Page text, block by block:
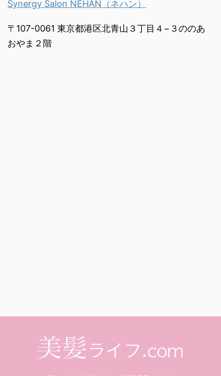
Synergy Salon NEHAN（ネハン）
〒107-0061 東京都港区北青山３丁目４−３ののあ
おやま２階